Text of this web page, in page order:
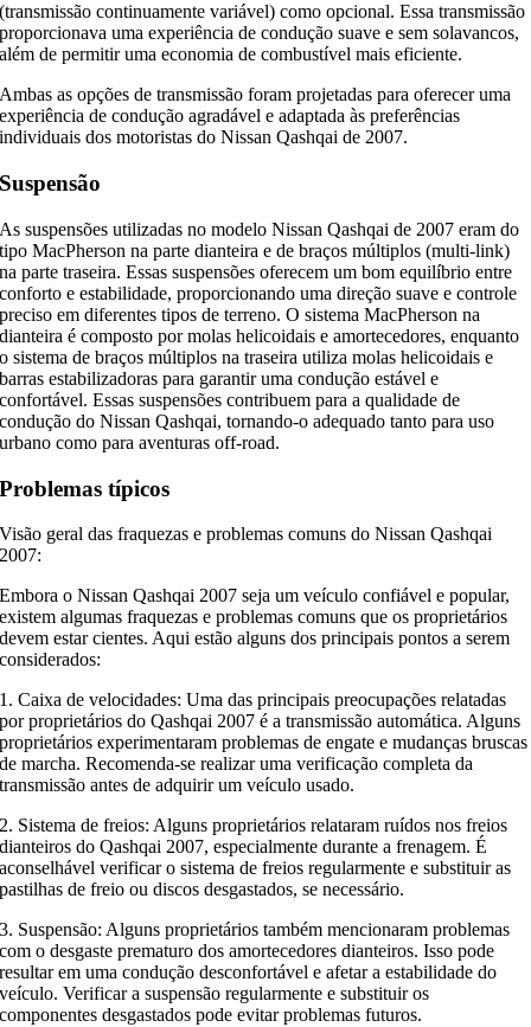
(transmissão continuamente variável) como opcional. Essa transmissão
proporcionava uma experiência de condução suave e sem solavancos,
além de permitir uma economia de combustível mais eficiente.
Ambas as opções de transmissão foram projetadas para oferecer uma
experiência de condução agradável e adaptada às preferências
individuais dos motoristas do Nissan Qashqai de 2007.
Suspensão
As suspensões utilizadas no modelo Nissan Qashqai de 2007 eram do
tipo MacPherson na parte dianteira e de braços múltiplos (multi-link)
na parte traseira. Essas suspensões oferecem um bom equilíbrio entre
conforto e estabilidade, proporcionando uma direção suave e controle
preciso em diferentes tipos de terreno. O sistema MacPherson na
dianteira é composto por molas helicoidais e amortecedores, enquanto
o sistema de braços múltiplos na traseira utiliza molas helicoidais e
barras estabilizadoras para garantir uma condução estável e
confortável. Essas suspensões contribuem para a qualidade de
condução do Nissan Qashqai, tornando-o adequado tanto para uso
urbano como para aventuras off-road.
Problemas típicos
Visão geral das fraquezas e problemas comuns do Nissan Qashqai
2007:
Embora o Nissan Qashqai 2007 seja um veículo confiável e popular,
existem algumas fraquezas e problemas comuns que os proprietários
devem estar cientes. Aqui estão alguns dos principais pontos a serem
considerados:
1. Caixa de velocidades: Uma das principais preocupações relatadas
por proprietários do Qashqai 2007 é a transmissão automática. Alguns
proprietários experimentaram problemas de engate e mudanças bruscas
de marcha. Recomenda-se realizar uma verificação completa da
transmissão antes de adquirir um veículo usado.
2. Sistema de freios: Alguns proprietários relataram ruídos nos freios
dianteiros do Qashqai 2007, especialmente durante a frenagem. É
aconselhável verificar o sistema de freios regularmente e substituir as
pastilhas de freio ou discos desgastados, se necessário.
3. Suspensão: Alguns proprietários também mencionaram problemas
com o desgaste prematuro dos amortecedores dianteiros. Isso pode
resultar em uma condução desconfortável e afetar a estabilidade do
veículo. Verificar a suspensão regularmente e substituir os
componentes desgastados pode evitar problemas futuros.